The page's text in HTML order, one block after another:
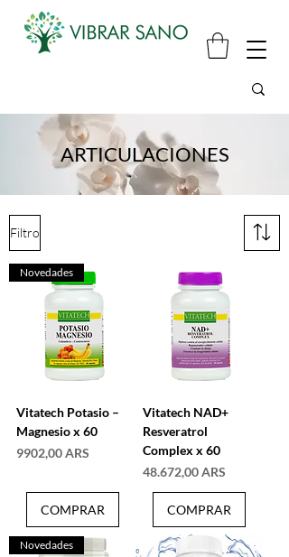
ARTICULACIONES
Filtro
Novedades
Vitatech Potasio –
Magnesio x 60
Precio
9902,00 ARS
COMPRAR
Vitatech NAD+
Resveratrol
Complex x 60
Precio
48.672,00 ARS
COMPRAR
Novedades